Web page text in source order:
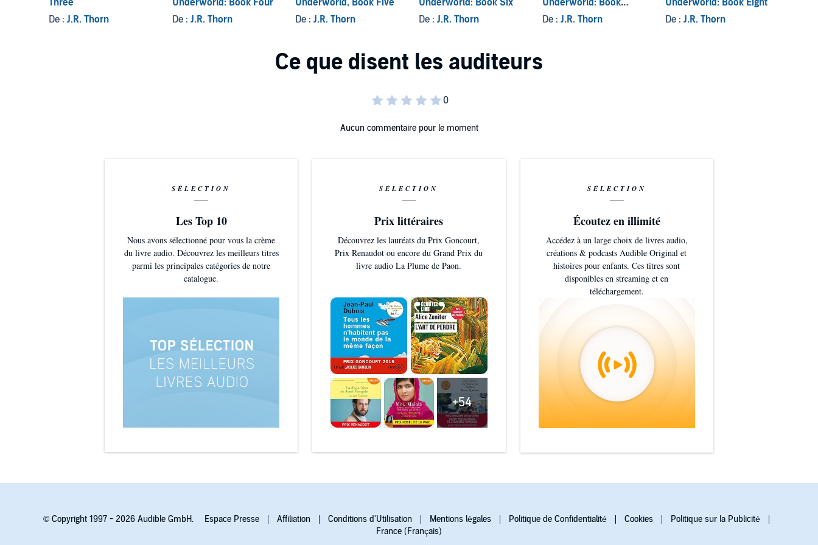
Fortune Academy: Year Two
is the second book in an upper YA/NA paranormal academy series. The heat
De : J.R. Thorn
De : J.R. Thorn
De :J.R. Thorn
De : J.R. Thorn
Seven
De : J.R. Thorn
De :J.R. Thorn
Aucun commentaire pour le moment
SÉLECTION
Les Top 10
Nous avons sélectionné pour vous la crème
du livre audio. Découvrez les meilleurs titres
parmi les principales catégories de notre
catalogue.
SÉLECTION
Prix littéraires
Découvrez les lauréats du Prix Goncourt,
Prix Renaudot ou encore du Grand Prix du
livre audio La Plume de Paon.
+54
SÉLECTION
Écoutez en illimité
Accédez à un large choix de livres audio,
créations & podcasts Audible Original et
histoires pour enfants. Ces titres sont
disponibles en streaming et en
téléchargement.
© Copyright 1997 - 2026 Audible GmbH. Espace Presse Affiliation Conditions d'Utilisation Mentions légales Politique de Confidentialité Cookies
Politique sur la Publicité
France (Français)